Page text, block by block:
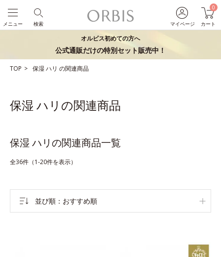
マイページ
0
カート
検索
メニュー
オルビス初めての方へ
公式通販だけの特別セット販売中！
TOP 保湿ハリ の関連商品
保湿 ハリの関連商品
保湿 ハリの関連商品一覧
全36件（1-20件を表示）
並び順 おすすめ順